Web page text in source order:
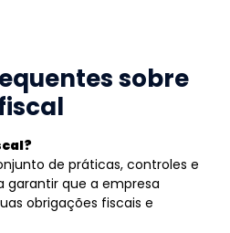
sobre
de práticas, controles e
garantir que a empresa
obrigações fiscais e